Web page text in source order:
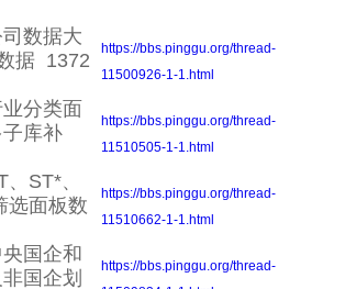
数据大
据 1372
https://bbs.pinggu.org/thread-
11500926-1-1.html
业分类面
库补
https://bbs.pinggu.org/thread-
11510505-1-1.html
、ST*、
选面板数
https://bbs.pinggu.org/thread-
11510662-1-1.html
央国企和
国企划
https://bbs.pinggu.org/thread-